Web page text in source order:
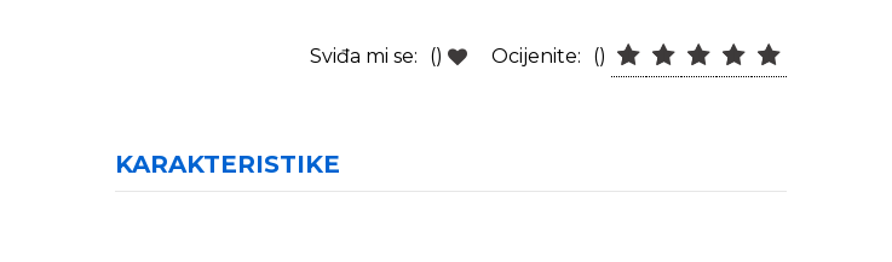
Sviđa mi se: () Ocijenite: ()
KARAKTERISTIKE